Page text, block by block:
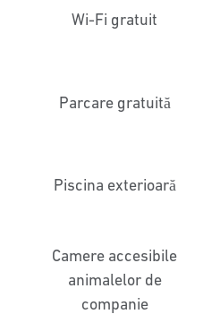
Wi-Fi gratuit
Parcare gratuită
Piscina exterioară
Camere accesibile
animalelor de
companie